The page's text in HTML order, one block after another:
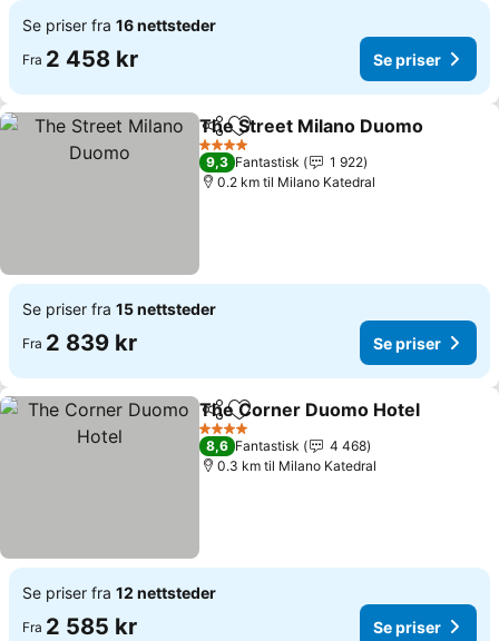
Se priser fra 16 nettsteder
Fra 2 458 kr Se priser
Del Legg til i favoritter
The Street Milano Duomo
4 Stjerner
9,3 Fantastisk
1 922
0.2 km til Milano Katedral
Se priser fra 15 nettsteder
Fra 2 839 kr Se priser
Del Legg til i favoritter
The Corner Duomo Hotel
4 Stjerner
8,6 Fantastisk
4 468
0.3 km til Milano Katedral
Se priser fra 12 nettsteder
Fra 2 585 kr Se priser